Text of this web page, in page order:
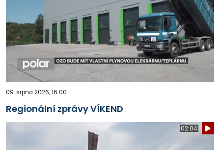
09. srpna 2026, 16:00
Regionální zprávy VÍKEND
02:04